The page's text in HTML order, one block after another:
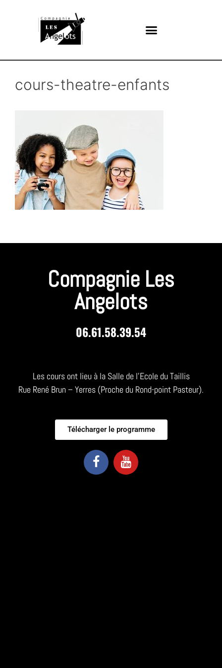
cours-theatre-enfants
Compagnie Les
Angelots
06.61.58.39.54
Les cours ont lieu à la Salle de l’Ecole du Taillis
Rue René Brun – Yerres (Proche du Rond-point Pasteur).
Télécharger le programme